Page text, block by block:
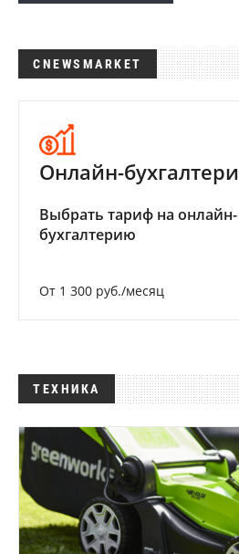
CNEWSMARKET
Онлайн-
Выбрать тариф на онлайн-
бухгалтерию
От 1 300 руб./месяц
ТЕХНИКА